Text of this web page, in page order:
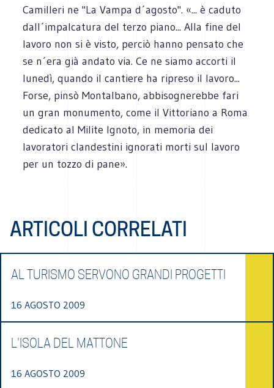
Camilleri ne "La Vampa d´agosto". «... è caduto
dall´impalcatura del terzo piano... Alla fine del
lavoro non si è visto, perciò hanno pensato che
se n´era già andato via. Ce ne siamo accorti il
lunedì, quando il cantiere ha ripreso il lavoro...
Forse, pinsò Montalbano, abbisognerebbe fari
un gran monumento, come il Vittoriano a Roma
dedicato al Milite Ignoto, in memoria dei
lavoratori clandestini ignorati morti sul lavoro
per un tozzo di pane».
ARTICOLI CORRELATI
AL TURISMO SERVONO GRANDI PROGETTI
16 AGOSTO 2009
L'ISOLA DEL MATTONE
16 AGOSTO 2009